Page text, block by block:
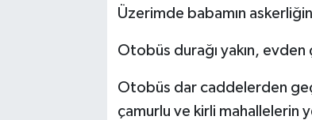
Üzerimde babamın
Otobüs durağı yakın, evden
Otobüs dar caddelerden
çamurlu ve kirli mahallelerin